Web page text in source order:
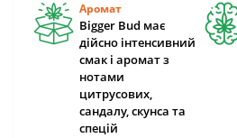
Аромат
Bigger Bud має
дійсно інтенсивний
смак і аромат з
нотами
цитрусових,
сандалу, скунса та
спецій